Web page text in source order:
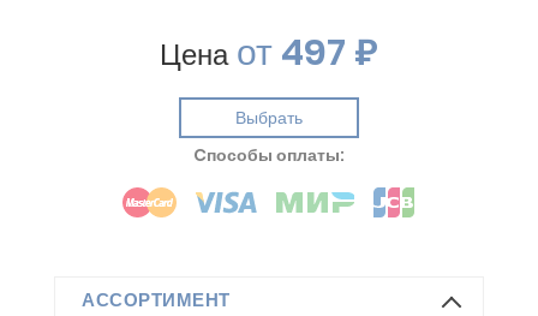
Ценаот497 ₽
Выбрать
Cпособы оплаты:
АССОРТИМЕНТ